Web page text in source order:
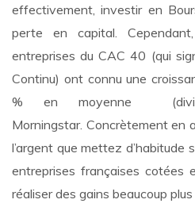
effectivement, investir en
perte en capital.
entreprises du CAC 40 (qui
Continu) ont connu une
% en moyenne
Morningstar. Concrètement en
l’argent que mettez
entreprises françaises cotées
réaliser des gains beaucoup